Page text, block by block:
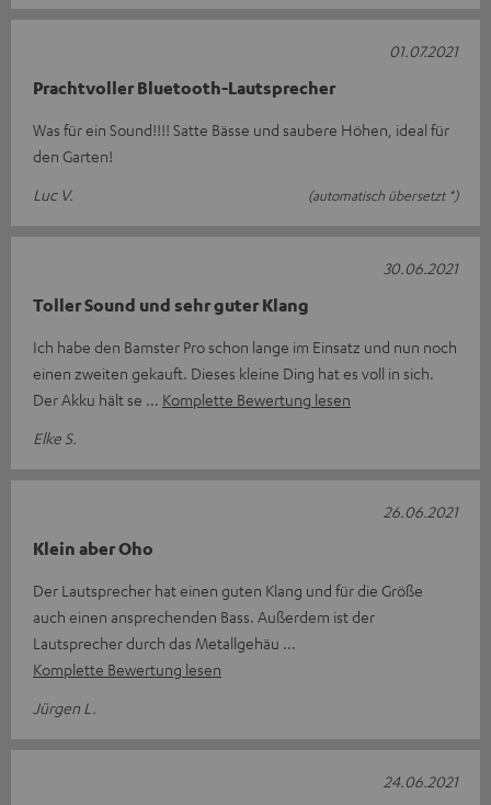
Prachtvoller Bluetooth-Lautsprecher
Was für ein Sound!!!! Satte Bässe und saubere Höhen, ideal für
den Garten!
Luc V.
(automatisch übersetzt *)
01.07.2021
Toller Sound und sehr guter Klang
Ich habe den Bamster Pro schon lange im Einsatz und nun noch
einen zweiten gekauft. Dieses kleine Ding hat es voll in sich.
Der Akku hält se
Komplette Bewertung lesen
Elke S.
30.06.2021
Klein aber Oho
Der Lautsprecher hat einen guten Klang und für die Größe
auch einen ansprechenden Bass. Außerdem ist der
Lautsprecher durch das Metallgehäu
Komplette Bewertung lesen
Jürgen L.
26.06.2021
24.06.2021